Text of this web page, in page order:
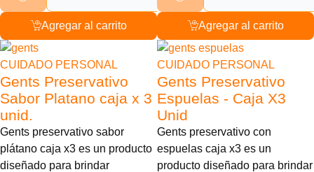
Agregar al carrito Agregar al carrito
25% Descuento
CUIDADO PERSONAL
Gents Preservativo
Sabor Platano caja x 3
unid.
Gents preservativo sabor
plátano caja x3 es un producto
diseñado para brindar
25% Descuento
CUIDADO PERSONAL
Gents Preservativo
Espuelas - Caja X3
Unid
Gents preservativo con
espuelas caja x3 es un
producto diseñado para brindar